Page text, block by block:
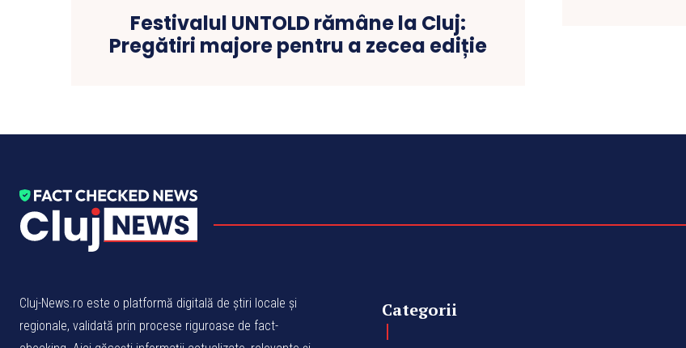
Festivalul UNTOLD rămâne la Cluj:
Pregătiri majore pentru a zecea ediție
Cluj-News.ro este o platformă digitală de știri locale și
regionale, validată prin procese riguroase de fact-
Categorii